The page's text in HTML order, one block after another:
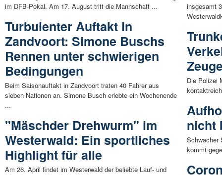
im DFB-Pokal. Am 17. August tritt die Mannschaft ...
Turbulenter Auftakt in
Zandvoort: Simone Buschs
Rennen unter schwierigen
Bedingungen
Beim Saisonauftakt in Zandvoort traten 40 Fahrer aus
sieben Nationen an. Simone Busch erlebte ein Wochenende
...
"Mäschder Drehwurm" im
Westerwald: Ein sportliches
Highlight für alle
Am 26. April findet im Westerwald der beliebte Lauf- und
insgesamt
Die Polizei
nicht
Schwacher
kommt